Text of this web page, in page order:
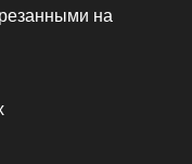
на